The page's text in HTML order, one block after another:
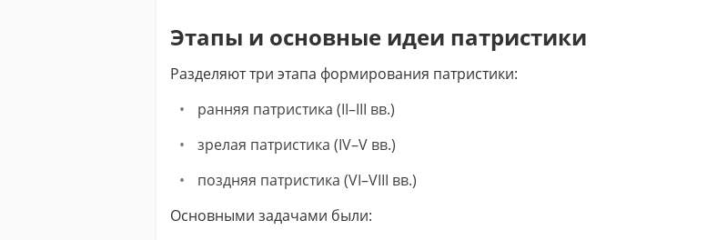
Этапы и основные идеи патристики
Разделяют три этапа формирования патристики:
ранняя патристика (II–III вв.)
зрелая патристика (IV–V вв.)
поздняя патристика (VI–VIII вв.)
Основными задачами были: